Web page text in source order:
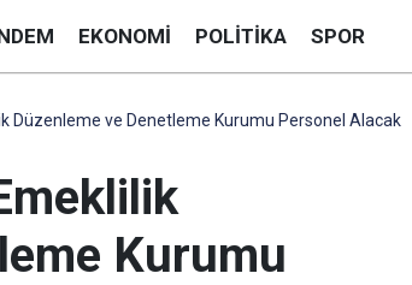
EKONOMI POLITIKA SPOR
Düzenleme ve Denetleme Kurumu Personel Alacak
Kurumu